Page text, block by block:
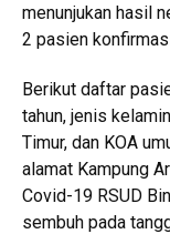
menunjukan hasil
2 pasien
Berikut daftar
tahun, jenis
Timur, dan KOA
alamat Kampung
Covid-19 RSUD
sembuh pada